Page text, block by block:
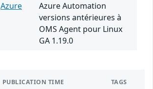
Azure
Azure Automation
versions antérieures à
OMS Agent pour Linux
GA 1.19.0
PUBLICATION TIME TAGS